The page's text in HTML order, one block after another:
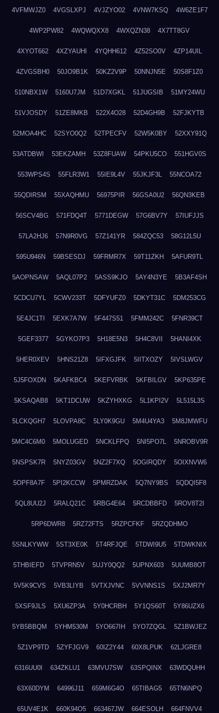
4VFMWJZ0 4VGSLXPJ 4VJZYO02 4VNW7KSQ 4W6ZE1F7
4WP2PW82 4WQWQXX8 4WXQZN38 4X7TT8GV
4XYOT662 4XZYAUHI 4YQHH612 4Z52SO0V 4ZP14UIL
4ZVGSBH0 50JO9B1K 50KZ2V9P 50NNJN5E 50S8F1Z0
510NBX1W 5160U7JM 51D7XGKL 51JUGSIB 51MY24WU
51VJOSDY 51ZE8MKB 522X4O28 52D4GH9B 52FJKYTB
52MOA4HC 52SYO0Q2 52TPECFV 52W5K0BY 52XXY91Q
53ATDBWI 53EKZAMH 53Z8FUAW 54PKU5CO 551HGV0S
553WPS4S 55FLR3W1 55IE9L4V 55JKJF3L 55NCOA72
55QDIRSM 55XAQHMU 56975PIR 56GSA0U2 56QN3KEB
56SCV4BG 571FDQ4T 5771DEGW 57G6BV7Y 57IUFJJS
57LA2HJ6 57N9R0VG 57Z141YR 584ZQC53 58G12L5U
595U946N 59BSESDJ 59FRMR7X 59T11ZKH 5AFUR9TL
5AOPNSAW 5AQL07P2 5ASS9KJO 5AY4N3YE 5B3AF4SH
5CDCU7YL 5CWV233T 5DFYUFZ0 5DKYT31C 5DM253CG
5E4JC1TI 5EXK7A7W 5F447S51 5FMM242C 5FNR39CT
5GEF3377 5GYKO7P3 5H18E5N3 5H4C8VII 5HANI4XK
5HER0XEV 5HNS21Z8 5IFXGJFK 5IITXOZY 5IVSLWGV
5J5FOXDN 5KAFKBC4 5KEFVRBK 5KFBILGV 5KP635PE
5KSAQAB8 5KT1DCUW 5KZYHXKG 5L1KPI2V 5L515L3S
5LCKQGH7 5LOVPA8C 5LY0K9GU 5M4U4YA3 5M8JMWFU
5MC4C6M0 5MOLUGED 5NCKLFPQ 5NI5PO7L 5NROBV9R
5NSPSK7R 5NYZ03GV 5NZ2F7XQ 5OGIRQDY 5OIXNVW6
5OPF8A7F 5PI2KCCW 5PMRZDAK 5Q7NY9BS 5QDQI5F8
5QL8UU2J 5RALQ21C 5RBG4E64 5RCDBBFD 5ROV8T2I
5RP6DWR8 5RZ72FTS 5RZPCFKF 5RZQDHMO
5SNLKYWW 5ST3XE0K 5T4RFJQE 5TDWI9U5 5TDWKNIX
5THBIEFD 5TVPRN5V 5UJY0QQ2 5UPNX603 5UUMB8OT
5V5K9CVS 5VB3LIYB 5VTXJVNC 5VVNNS1S 5XJ2MR7Y
5XSF9JLS 5XU6ZP3A 5Y0HCRBH 5Y1QS60T 5Y86UZX6
5YB5BBQM 5YHM530M 5YO667IH 5YO7ZQGL 5Z1BWJEZ
5Z1VP9TD 5ZYFJGV9 60IZ2Y44 60X8LPUK 62LJGRE8
6316UU0I 634ZKLU1 63MVU7SW 63SPQINX 63WDQUHH
63X60DYM 64996J11 659M6G4O 65TIBAG5 65TN6NPQ
65UV4E1K 660K94O5 663467JW 664ESOLH 664FNVV4